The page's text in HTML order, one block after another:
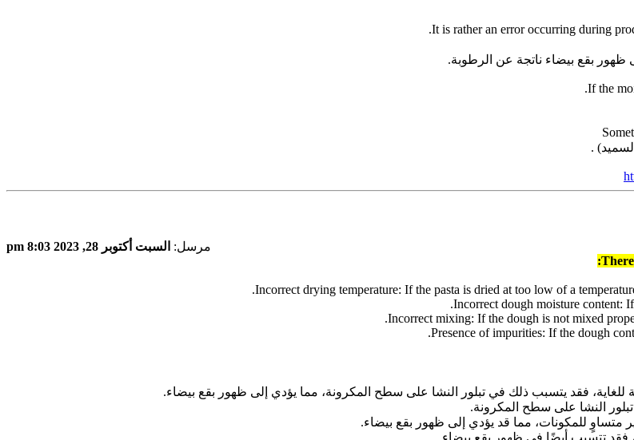
It is rather an error occurring during
ظهور بقع بيضاء ناتجة عن الرطوبة.
If the
.
مرسل: السبت أكتوبر 28, 2023 8:03 pm
فقد يتسبب ذلك في تبلور النشا على سطح المكرونة، مما يؤدي إلى ظهور بقع بيضاء.
النشا على سطح المكرونة.
متساوٍ للمكونات، مما قد يؤدي إلى ظهور بقع بيضاء.
فقد تتسبب أيضًا في ظهور بقع بيضاء.